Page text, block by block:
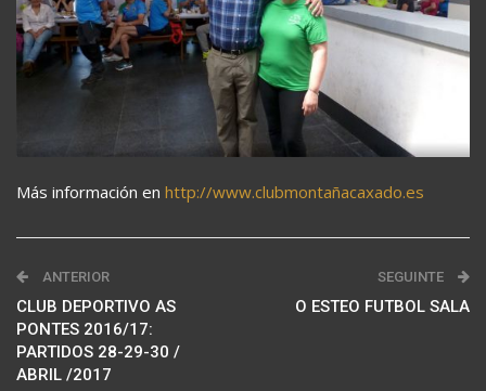
Más información en http://www.clubmontañacaxado.es
ANTERIOR
CLUB DEPORTIVO AS
PONTES 2016/17:
PARTIDOS 28-29-30 /
ABRIL /2017
SEGUINTE
O ESTEO FUTBOL SALA